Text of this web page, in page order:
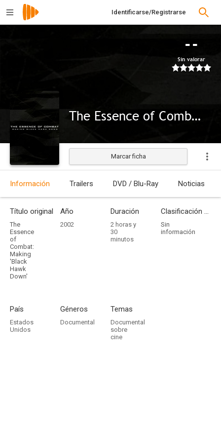
Identificarse/Registrarse
--
Sin valorar
The Essence of Combat: Making 'Black Hawk Down'
Marcar ficha
Información Trailers DVD / Blu-Ray Noticias
Título original
The
Essence
of
Combat:
Making
'Black
Hawk
Down'
Año
2002
Duración
2 horas y
30
minutos
Clasificación por edades
Sin
información
País
Estados
Unidos
Géneros
Documental
Temas
Documental
sobre
cine